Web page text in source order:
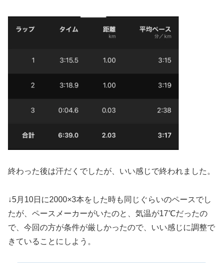
終わった後は汗だくでしたが、いい感じで終われました。
↓5月10日に2000×3本をした時も同じぐらいのペースでし
たが、ペースメーカーがいたのと、気温が17℃だったの
で、今回の方が条件が厳しかったので、いい感じに調整で
きていることにしよう。